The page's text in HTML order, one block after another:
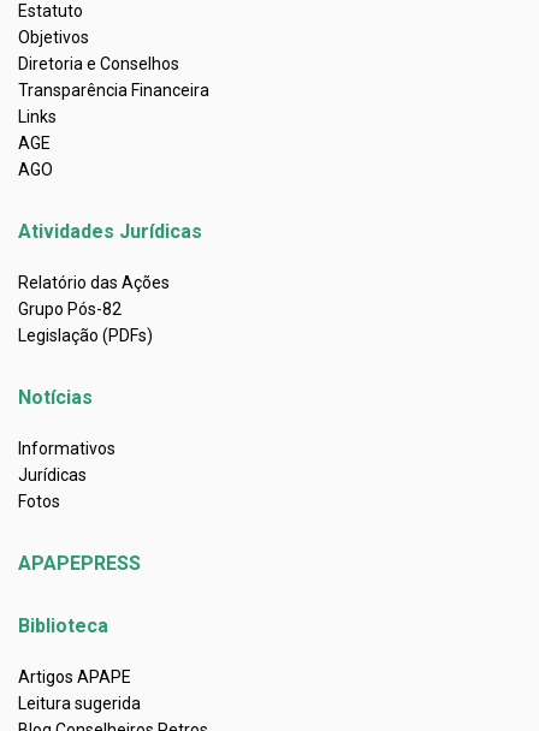
Estatuto
Objetivos
Diretoria e Conselhos
Transparência Financeira
Links
AGE
AGO
Atividades Jurídicas
Relatório das Ações
Grupo Pós-82
Legislação (PDFs)
Notícias
Informativos
Jurídicas
Fotos
APAPEPRESS
Biblioteca
Artigos APAPE
Leitura sugerida